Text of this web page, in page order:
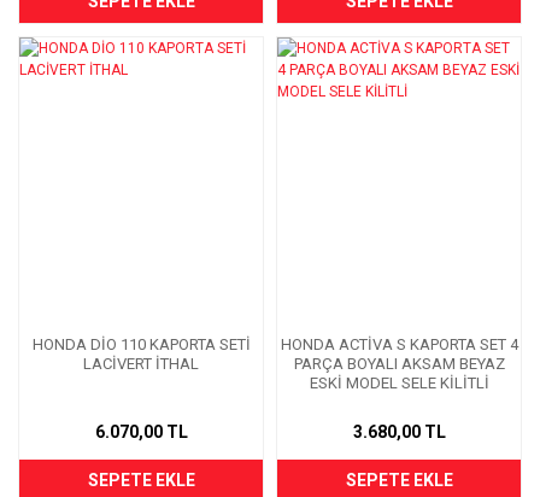
HONDA DİO 110 KAPORTA SETİ
LACİVERT İTHAL
6.070,00 TL
SEPETE EKLE
HONDA ACTİVA S KAPORTA SET 4
PARÇA BOYALI AKSAM BEYAZ
ESKİ MODEL SELE KİLİTLİ
3.680,00 TL
SEPETE EKLE